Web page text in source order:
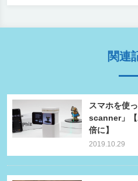
関連
スマホを使
scanner」【
倍に】
2019.10.29